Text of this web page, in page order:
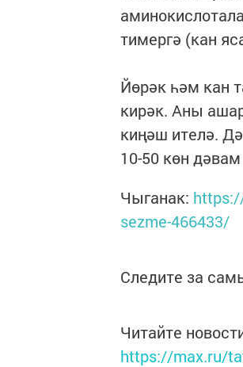
тимергә (кан
Йөрәк һәм кан
кирәк. Аны
киңәш ителә.
10-50 көн дәвам
Чыганак:
sezme-466433/
Следите за
Читайте
https://max.ru/